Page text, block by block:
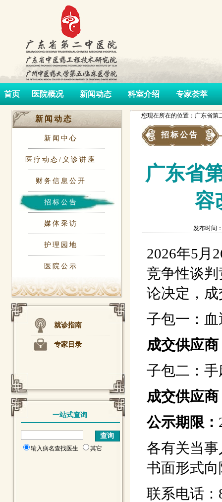
首页 医院概况 新闻动态 科室介绍 专家荟萃
新闻动态
新闻中心
医疗动态/义诊讲座
财务信息公开
招标公告
媒体采访
护理园地
医院公示
就诊指南
专家目录
一站式查询
输入病名查找医生 其它
您现在所在的位置：广东省第
招标公告
广东省
容
发布时间
2026年5月
竞争性谈
论决定，
子包一：
成交供应商
子包二：
成交供应
公示期限：
各有关当
书面形式
联系电话：